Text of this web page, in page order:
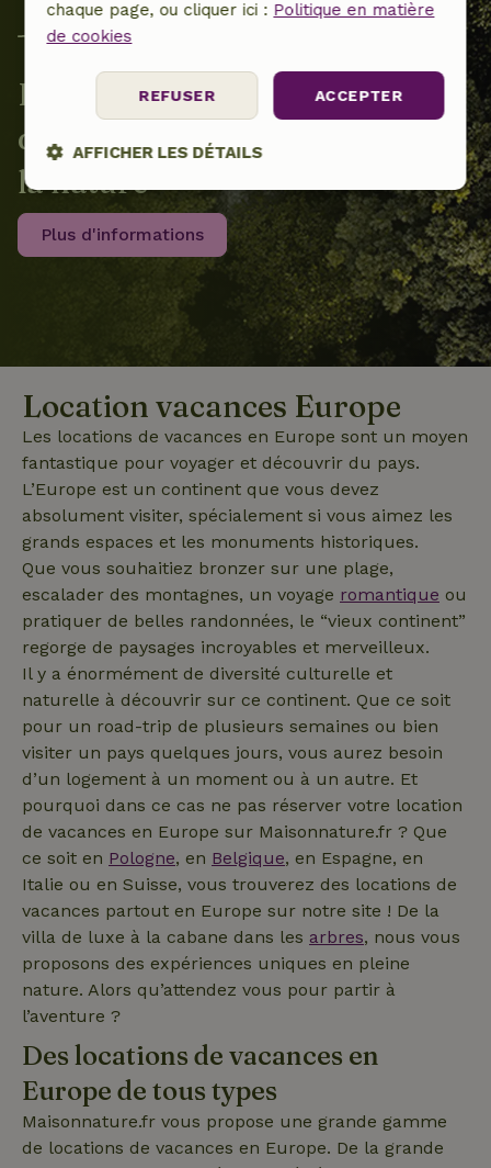
Ensemble, nous contribuons à
des projets locaux en faveur de
la nature
Plus d'informations
Location vacances Europe
Les locations de vacances en Europe sont un moyen
fantastique pour voyager et découvrir du pays.
L’Europe est un continent que vous devez
absolument visiter, spécialement si vous aimez les
grands espaces et les monuments historiques.
Que vous souhaitiez bronzer sur une plage,
escalader des montagnes, un voyage romantique ou
pratiquer de belles randonnées, le “vieux continent”
regorge de paysages incroyables et merveilleux.
Il y a énormément de diversité culturelle et
naturelle à découvrir sur ce continent. Que ce soit
pour un road-trip de plusieurs semaines ou bien
visiter un pays quelques jours, vous aurez besoin
d’un logement à un moment ou à un autre. Et
pourquoi dans ce cas ne pas réserver votre location
de vacances en Europe sur Maisonnature.fr ? Que
ce soit en Pologne, en Belgique, en Espagne, en
Italie ou en Suisse, vous trouverez des locations de
vacances partout en Europe sur notre site ! De la
villa de luxe à la cabane dans les arbres, nous vous
proposons des expériences uniques en pleine
nature. Alors qu’attendez vous pour partir à
l’aventure ?
Des locations de vacances en
Europe de tous types
Maisonnature.fr vous propose une grande gamme
de locations de vacances en Europe. De la grande
chaque page, ou cliquer ici : Politique en matière
de cookies
ACCEPTER
REFUSER
AFFICHER LES DÉTAILS
Strictement
nécessaires
Performance Ciblage
Fonctionnalité
Strictement nécessaires Performance
Fonctionnalité
Les cookies strictement nécessaires habilitent des
fonctionnalités de base du site Web telles que la connexion
des utilisateurs et la gestion des comptes. Le site Web ne
peut pas être utilisé correctement sans les cookies
strictement nécessaires.
Fournisseur/
Domaine
Expiration
CookieScriptConsent
CookieScript
.maisonnature.fr
4
semaines
2 jours
utilisé par
service
Cookie-
pour
les
préférences
en matière
cookies. Il
nécessaire
que la
cookies
Nom
Fournisseur/
Expiration Description
Fournisseur /
Expiration
Nom Fournisseur
_nhft_search-geo-json www.maisonnature.fr
Politique de confidentialité de Google